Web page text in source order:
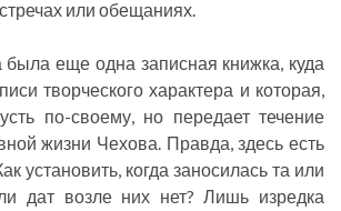
или обещаниях.
еще одна записная книжка, куда
творческого характера и которая,
по-своему, но передает течение
жизни Чехова. Правда, здесь есть
установить, когда заносилась та или
дат возле них нет? Лишь изредка